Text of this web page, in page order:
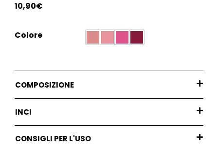
10,90€
Colore
COMPOSIZIONE
INCI
CONSIGLI PER L'USO